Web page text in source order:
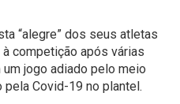
“alegre” dos seus atletas
competição após várias
jogo adiado pelo meio
Covid-19 no plantel.